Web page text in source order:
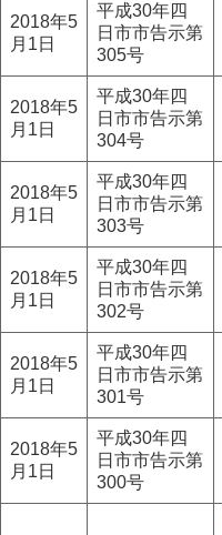
2018年5
月1日
平成30年四
日市市告示第
305号
2018年5
月1日
平成30年四
日市市告示第
304号
2018年5
月1日
平成30年四
日市市告示第
303号
2018年5
月1日
平成30年四
日市市告示第
302号
2018年5
月1日
平成30年四
日市市告示第
301号
2018年5
月1日
平成30年四
日市市告示第
300号